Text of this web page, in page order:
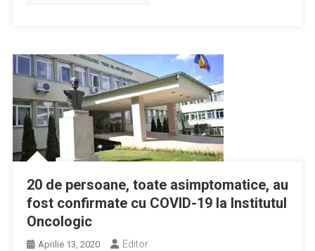
20 de persoane, toate asimptomatice, au
fost confirmate cu COVID-19 la Institutul
Oncologic
Aprilie 13, 2020 Editor